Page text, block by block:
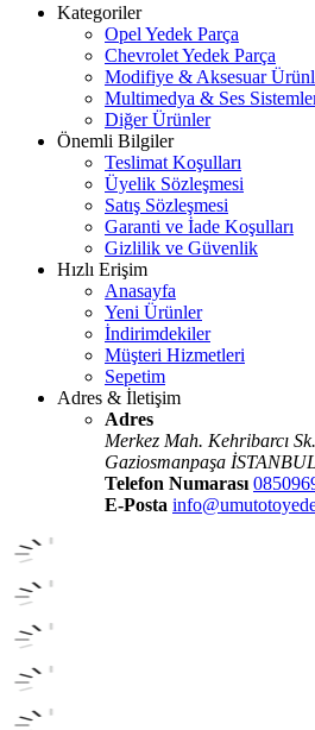
Kategoriler
Opel Yedek Parça
Chevrolet Yedek Parça
Modifiye & Aksesuar
Multimedya & Ses
Diğer Ürünler
Önemli Bilgiler
Teslimat Koşulları
Üyelik Sözleşmesi
Satış Sözleşmesi
Garanti ve İade Koşulları
Gizlilik ve Güvenlik
Hızlı Erişim
Anasayfa
Yeni Ürünler
İndirimdekiler
Müşteri Hizmetleri
Sepetim
Adres & İletişim
Adres
Merkez Mah. Kehribarcı
Gaziosmanpaşa İSTANBUL
Telefon Numarası
E-Posta